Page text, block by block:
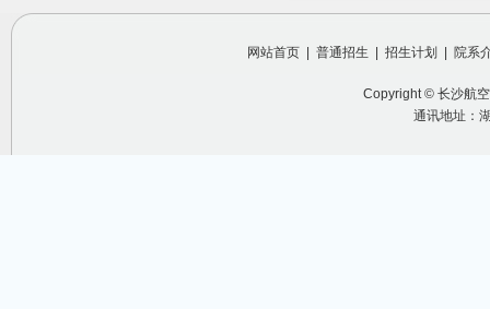
网站首页 普通招生 招生计划 院系
Copyright © 长沙航
通讯地址：